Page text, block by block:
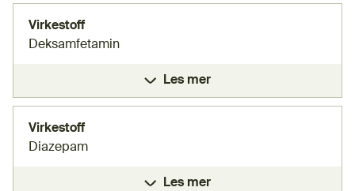
Virkestoff
Deksamfetamin
Les mer
Virkestoff
Diazepam
Les mer